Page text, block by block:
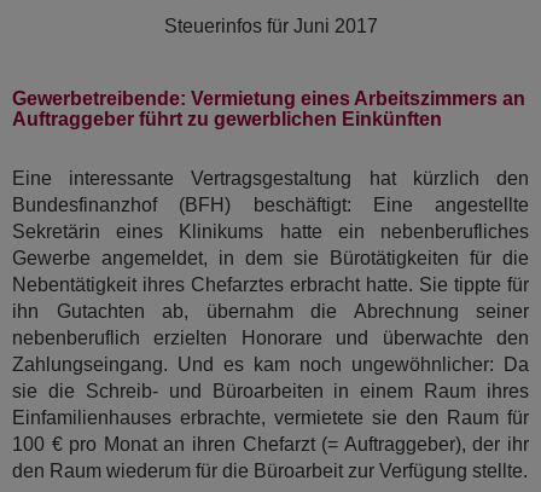
Steuerinfos für Juni 2017
Gewerbetreibende: Vermietung eines Arbeitszimmers an
Auftraggeber führt zu gewerblichen Einkünften
Eine interessante Vertragsgestaltung hat kürzlich den
Bundesfinanzhof (BFH) beschäftigt: Eine angestellte
Sekretärin eines Klinikums hatte ein nebenberufliches
Gewerbe angemeldet, in dem sie Bürotätigkeiten für die
Nebentätigkeit ihres Chefarztes erbracht hatte. Sie tippte für
ihn Gutachten ab, übernahm die Abrechnung seiner
nebenberuflich erzielten Honorare und überwachte den
Zahlungseingang. Und es kam noch ungewöhnlicher: Da
sie die Schreib- und Büroarbeiten in einem Raum ihres
Einfamilienhauses erbrachte, vermietete sie den Raum für
100 € pro Monat an ihren Chefarzt (= Auftraggeber), der ihr
den Raum wiederum für die Büroarbeit zur Verfügung stellte.